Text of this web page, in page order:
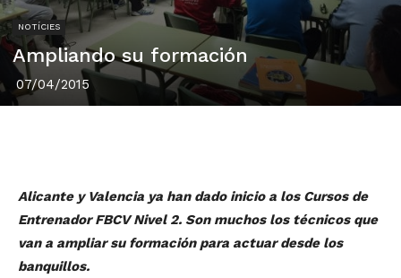
NOTÍCIES
Ampliando su formación
07/04/2015
Alicante y Valencia ya han dado inicio a los Cursos de
Entrenador FBCV Nivel 2. Son muchos los técnicos que
van a ampliar su formación para actuar desde los
banquillos.